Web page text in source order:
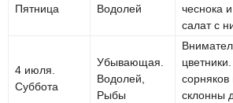
Пятница
Водолей
чеснока
салат с
4 июля.
Суббота
Убывающая.
Водолей,
Рыбы
сорняков
склонны